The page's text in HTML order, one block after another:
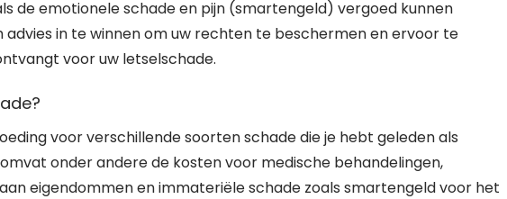
de emotionele schade en pijn (smartengeld) vergoed kunnen
advies in te winnen om uw rechten te beschermen en ervoor te
voor uw letselschade.
voor verschillende soorten schade die je hebt geleden als
onder andere de kosten voor medische behandelingen,
eigendommen en immateriële schade zoals smartengeld voor het